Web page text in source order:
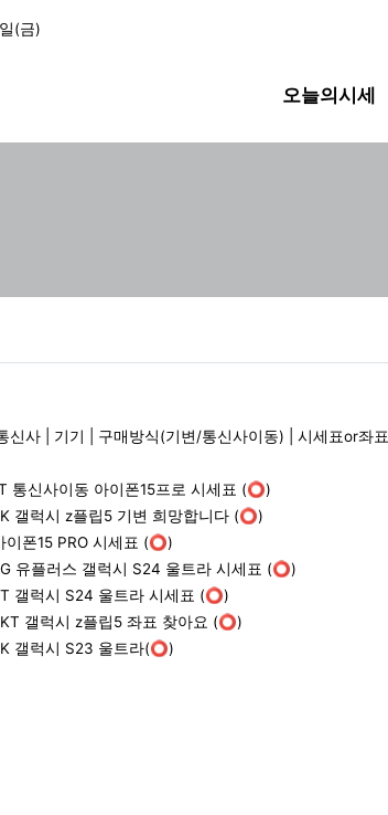
(금)
오늘의시세
신사 | 기기 | 구매방식(기변/통신사이동) | 시세표or좌표
통신사이동 아이폰15프로 시세표 (⭕)
갤럭시 z플립5 기변 희망합니다 (⭕)
폰15 PRO 시세표 (⭕)
유플러스 갤럭시 S24 울트라 시세표 (⭕)
갤럭시 S24 울트라 시세표 (⭕)
갤럭시 z플립5 좌표 찾아요 (⭕)
갤럭시 S23 울트라 (⭕)